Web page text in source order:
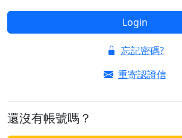
Login
忘記密碼?
重寄認證信
還沒有帳號嗎？